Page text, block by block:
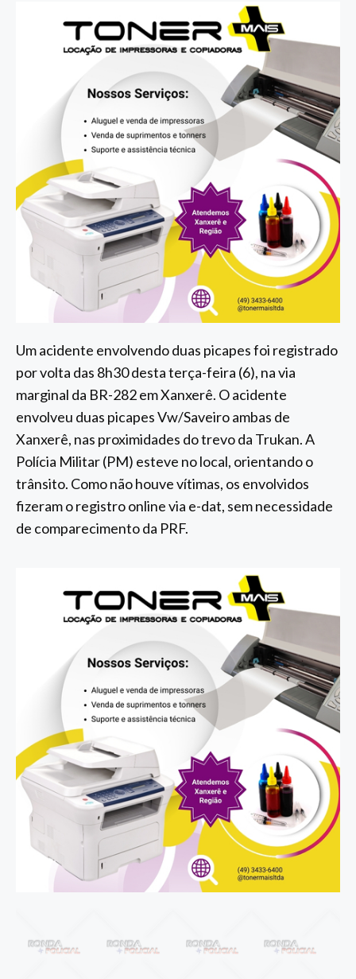
Um acidente envolvendo duas picapes foi registrado
por volta das 8h30 desta terça-feira (6), na via
marginal da BR-282 em Xanxerê. O acidente
envolveu duas picapes Vw/Saveiro ambas de
Xanxerê, nas proximidades do trevo da Trukan. A
Polícia Militar (PM) esteve no local, orientando o
trânsito. Como não houve vítimas, os envolvidos
fizeram o registro online via e-dat, sem necessidade
de comparecimento da PRF.